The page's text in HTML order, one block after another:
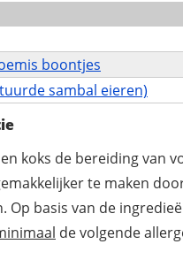
boontjes
sambal eieren)
koks de bereiding van
te maken
Op basis van de
de volgende